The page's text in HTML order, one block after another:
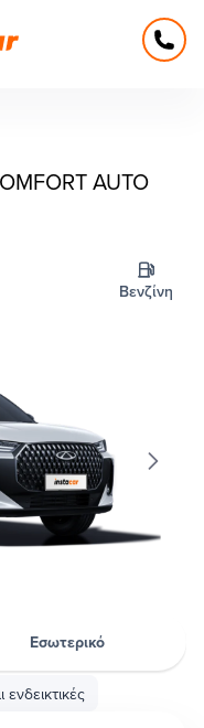
AUTO
Βενζίνη
Εσωτερικό